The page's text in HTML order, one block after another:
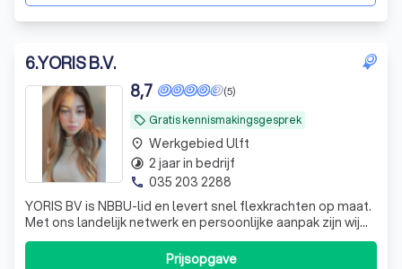
6.YORIS B.V.
local_offer Gratis kennismakingsgesprek
(5)
8,7
YORIS BV is NBBU-lid en levert snel flexkrachten op maat.
Met ons landelijk netwerk en persoonlijke aanpak zijn wij
uw betrouwbare partner in personeelsbemiddeling.
Flexibel, betrokken, professioneel!
Prijsopgave
place Werkgebied Ulft
timelapse 2 jaar in bedrijf
phone 035 203 2288